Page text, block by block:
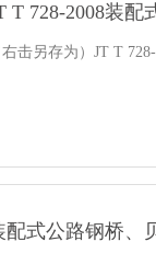
T 728-2008装
右击另存为）JT T
配式公路钢桥、